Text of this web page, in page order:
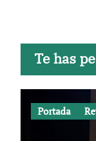
Te has
Portada